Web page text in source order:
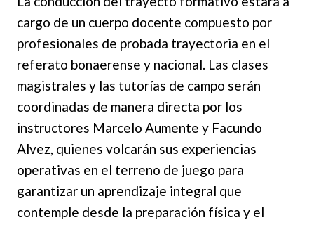
cargo de un cuerpo docente compuesto por
profesionales de probada trayectoria en el
referato bonaerense y nacional. Las clases
magistrales y las tutorías de campo serán
coordinadas de manera directa por los
instructores Marcelo Aumente y Facundo
Alvez, quienes volcarán sus experiencias
operativas en el terreno de juego para
garantizar un aprendizaje integral que
contemple desde la preparación física y el